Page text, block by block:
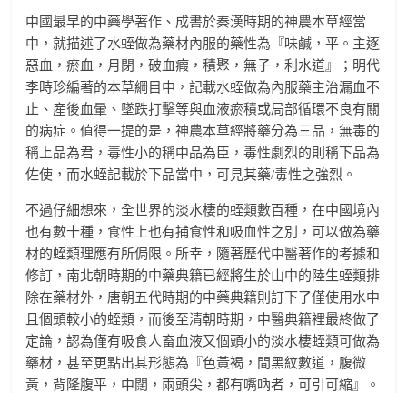
中國最早的中藥學著作、成書於秦漢時期的神農本草經當
中，就描述了水蛭做為藥材內服的藥性為『味鹹，平。主逐
惡血，瘀血，月閉，破血瘕，積聚，無子，利水道』；明代
李時珍編著的本草綱目中，記載水蛭做為內服藥主治漏血不
止、産後血暈、墜跌打擊等與血液瘀積或局部循環不良有關
的病症。值得一提的是，神農本草經將藥分為三品，無毒的
稱上品為君，毒性小的稱中品為臣，毒性劇烈的則稱下品為
佐使，而水蛭記載於下品當中，可見其藥/毒性之強烈。
不過仔細想來，全世界的淡水棲的蛭類數百種，在中國境內
也有數十種，食性上也有捕食性和吸血性之別，可以做為藥
材的蛭類理應有所侷限。所幸，隨著歷代中醫著作的考據和
修訂，南北朝時期的中藥典籍已經將生於山中的陸生蛭類排
除在藥材外，唐朝五代時期的中藥典籍則訂下了僅使用水中
且個頭較小的蛭類，而後至清朝時期，中醫典籍裡最終做了
定論，認為僅有吸食人畜血液又個頭小的淡水棲蛭類可做為
藥材，甚至更點出其形態為『色黃褐，間黑紋數道，腹微
黃，背隆腹平，中闊，兩頭尖，都有嘴吶者，可引可縮』。